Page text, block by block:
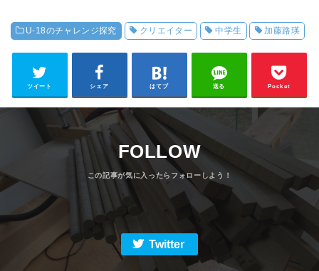
U-18のチャレンジ探究 クリエイター 中学生 加藤路瑛
ツイート シェア はてブ 送る Pocket
FOLLOW
Twitter